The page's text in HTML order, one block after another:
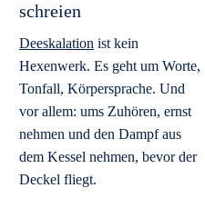
schreien
Deeskalation ist kein
Hexenwerk. Es geht um Worte,
Tonfall, Körpersprache. Und
vor allem: ums Zuhören, ernst
nehmen und den Dampf aus
dem Kessel nehmen, bevor der
Deckel fliegt.